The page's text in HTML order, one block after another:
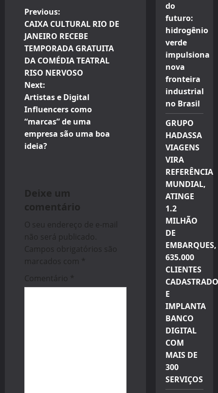
P
o
s
t
n
a
v
a
t
i
o
n
Previous:
CAIXA CULTURAL RIO DE
JANEIRO RECEBE
TEMPORADA GRATUITA
DA COMÉDIA TEATRAL
RISO NERVOSO
Next:
Artistas e Digital
Influencers como
“marcas” de uma
empresa são uma boa
ideia?
Deixe um
comentário
O seu endereço de e-mail
não será publicado.
Campos obrigatórios são
marcados com *
Comentário *
do
futuro:
hidrogênio
verde
impulsiona
nova
fronteira
industrial
no Brasil
GRUPO
HADASSA
VIAGENS
VIRA
REFERÊNCIA
MUNDIAL,
ATINGE
1.2
MILHÃO
DE
EMBARQUES,
635.000
CLIENTES
E
IMPLANTA
BANCO
DIGITAL
COM
MAIS DE
300
SERVIÇOS